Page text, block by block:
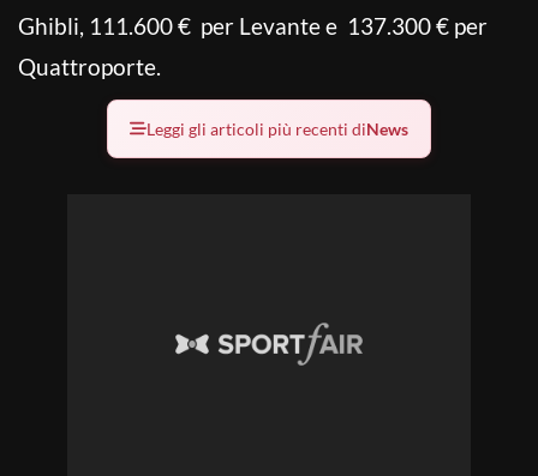
Ghibli, 111.600 € per Levante e 137.300 € per
Quattroporte.
Leggi gli articoli più recenti diNews